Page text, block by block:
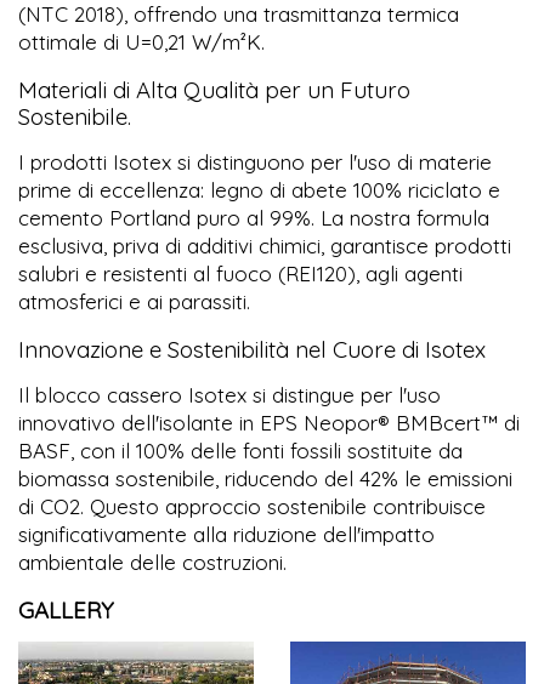
(NTC 2018), offrendo una trasmittanza termica
ottimale di U=0,21 W/m²K.
Materiali di Alta Qualità per un Futuro
Sostenibile.
I prodotti Isotex si distinguono per l'uso di materie
prime di eccellenza: legno di abete 100% riciclato e
cemento Portland puro al 99%. La nostra formula
esclusiva, priva di additivi chimici, garantisce prodotti
salubri e resistenti al fuoco (REI120), agli agenti
atmosferici e ai parassiti.
Innovazione e Sostenibilità nel Cuore di Isotex
Il blocco cassero Isotex si distingue per l'uso
innovativo dell'isolante in EPS Neopor® BMBcert™ di
BASF, con il 100% delle fonti fossili sostituite da
biomassa sostenibile, riducendo del 42% le emissioni
di CO2. Questo approccio sostenibile contribuisce
significativamente alla riduzione dell'impatto
ambientale delle costruzioni.
GALLERY